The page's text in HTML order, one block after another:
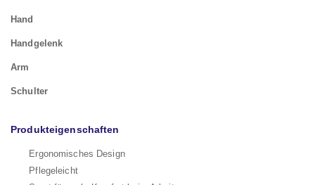
Hand
Handgelenk
Arm
Schulter
Produkteigenschaften
Ergonomisches Design
Pflegeleicht